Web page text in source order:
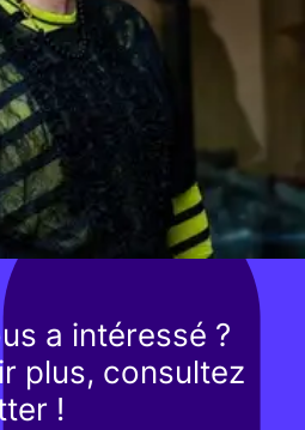
a intéressé ?
plus, consultez
!